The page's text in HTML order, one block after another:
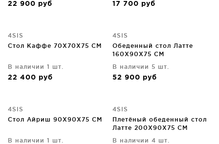
22 900 руб 17 700 руб
4SIS
Стол Каффе 70X70X75 CM
В наличии 1 шт.
22 400 руб
4SIS
Обеденный стол Латте
160X90X75 CM
В наличии 5 шт.
52 900 руб
4SIS
Стол Айриш 90X90X75 CM
В наличии 1 шт.
4SIS
Плетёный обеденный стол
Латте 200X90X75 CM
В наличии 4 шт.